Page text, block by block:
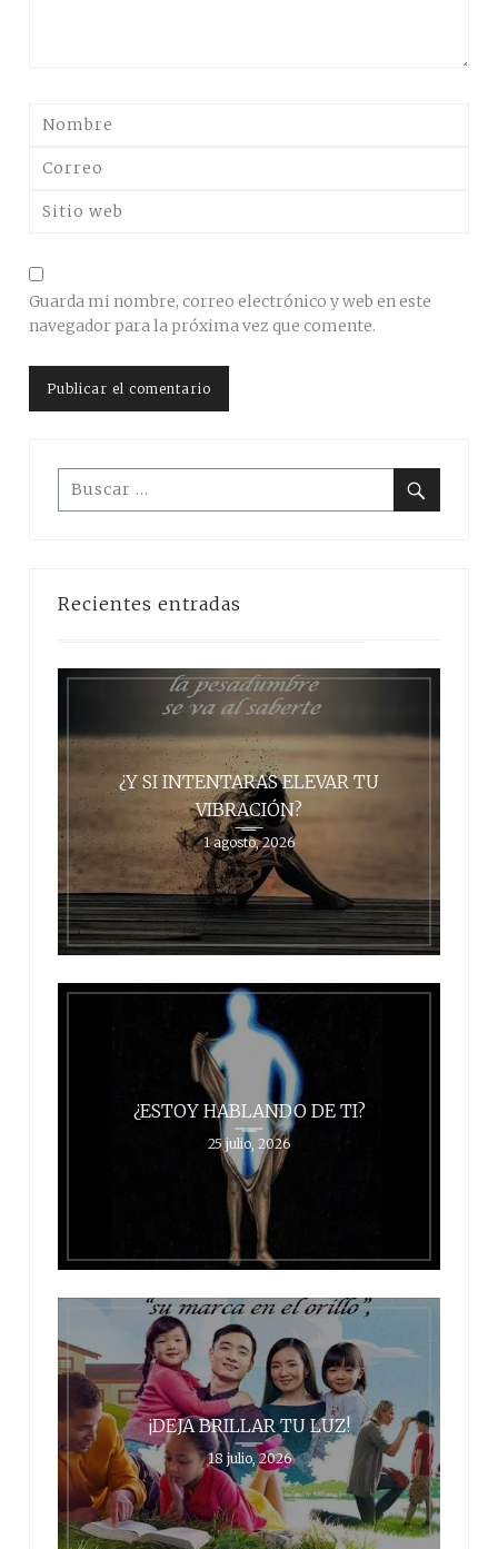
Guarda mi nombre, correo electrónico y web en este
navegador para la próxima vez que comente.
Buscar:
Recientes entradas
¿Y SI INTENTARAS ELEVAR TU
VIBRACIÓN?
1 agosto, 2026
¿ESTOY HABLANDO DE TI?
25 julio, 2026
¡DEJA BRILLAR TU LUZ!
18 julio, 2026